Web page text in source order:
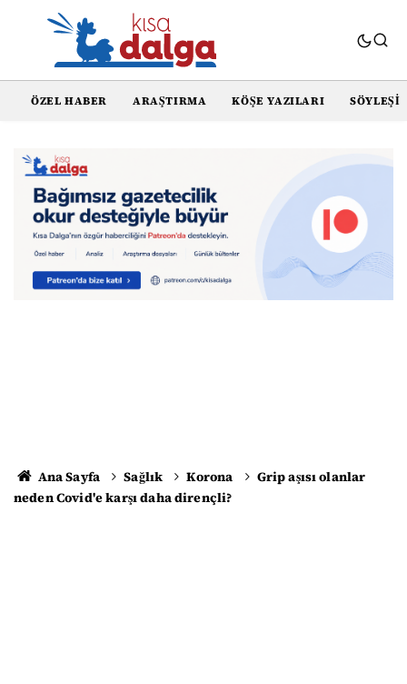
ÖZEL HABER ARAŞTIRMA KÖŞE YAZILARI SÖYLEŞI
Ana Sayfa Sağlık Korona
Grip aşısı olanlar
neden Covid'e karşı daha dirençli?